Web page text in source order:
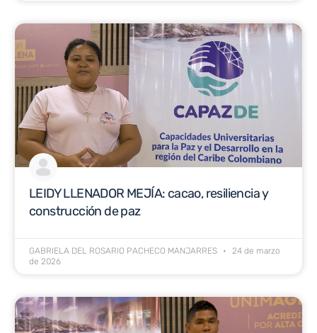
LEIDY LLENADOR MEJÍA: cacao, resiliencia y
construcción de paz
GABRIELA DEL ROSARIO PACHECO MANJARRES
24 de marzo
de 2026